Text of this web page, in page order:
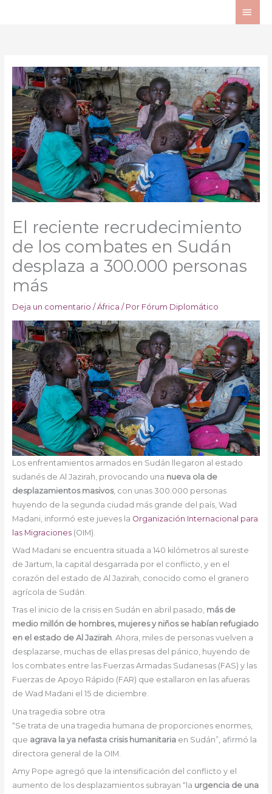
El reciente recrudecimiento
de los combates en Sudán
desplaza a 300.000 personas
más
Deja un comentario / África / Por Fórum Diplomático
Los enfrentamientos armados en Sudán llegaron al estado
sudanés de Al Jazirah, provocando una nueva ola de
desplazamientos masivos, con unas 300.000 personas
huyendo de la segunda ciudad más grande del país, Wad
Madani, informó este jueves la Organización Internacional para
las Migraciones(OIM).
Wad Madani se encuentra situada a 140 kilómetros al sureste
de Jartum, la capital desgarrada por el conflicto, y en el
corazón del estado de Al Jazirah, conocido como el granero
agrícola de Sudán.
Tras el inicio de la crisis en Sudán en abril pasado, más de
medio millón de hombres, mujeres y niños se habían refugiado
en el estado de Al Jazirah. Ahora, miles de personas vuelven a
desplazarse, muchas de ellas presas del pánico, huyendo de
los combates entre las Fuerzas Armadas Sudanesas (FAS) y las
Fuerzas de Apoyo Rápido (FAR) que estallaron en las afueras
de Wad Madani el 15 de diciembre.
Una tragedia sobre otra
“Se trata de una tragedia humana de proporciones enormes,
que agrava la ya nefasta crisis humanitariaen Sudán”, afirmó la
directora general de la OIM.
Amy Pope agregó que la intensificación del conflicto y el
aumento de los desplazamientos subrayan “la urgencia de una